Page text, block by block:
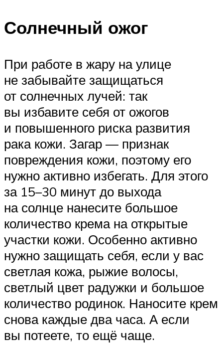
Солнечный ожог
При работе в жару на улице
не забывайте защищаться
от солнечных лучей: так
вы избавите себя от ожогов
и повышенного риска развития
рака кожи. Загар — признак
повреждения кожи, поэтому его
нужно активно избегать. Для этого
за 15–30 минут до выхода
на солнце нанесите большое
количество крема на открытые
участки кожи. Особенно активно
нужно защищать себя, если у вас
светлая кожа, рыжие волосы,
светлый цвет радужки и большое
количество родинок. Наносите крем
снова каждые два часа. А если
вы потеете, то ещё чаще.